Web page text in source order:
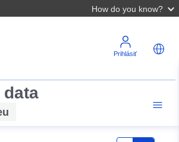
How do you know?
Prihlásiť
data